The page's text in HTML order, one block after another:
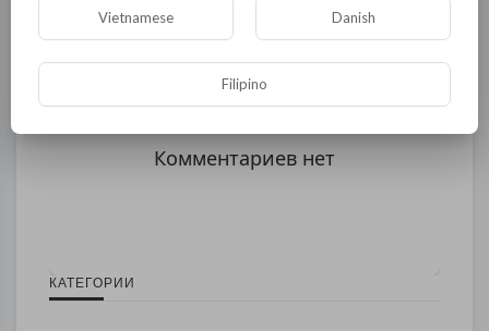
Комментариев нет
КАТЕГОРИИ
Vietnamese Danish
Filipino